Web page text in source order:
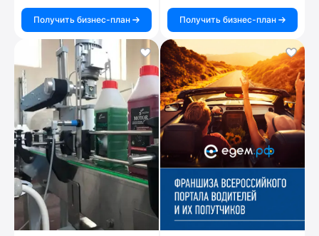
Получить бизнес-план Получить бизнес-план